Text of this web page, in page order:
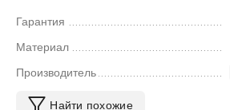
Гарантия
Материал
Производитель
Найти похожие